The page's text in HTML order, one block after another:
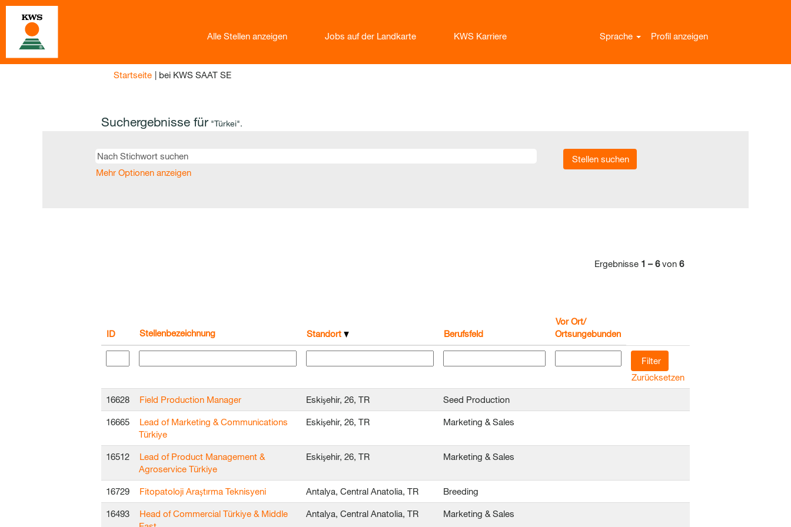
Alle Stellen anzeigen Jobs auf der Landkarte KWS Karriere Sprache Profil anzeigen
Startseite | bei KWS SAAT SE(aktuelle
Suchergebnisse für "Türkei".
Mehr Optionen anzeigen
Ergebnisse 1 – 6von 6
ID Stellenbezeichnung Standort Berufsfeld
Vor Ort/
Ortsungebunden
Zurücksetzen
16628 Field Production Manager Eskişehir, 26, TR Seed Production
16665
Lead of Marketing & Communications
Türkiye
Eskişehir, 26, TR Marketing & Sales
16512
Lead of Product Management &
Agroservice Türkiye
Eskişehir, 26, TR Marketing & Sales
16729 Fitopatoloji Araştırma Teknisyeni Antalya, Central Anatolia, TR Breeding
16493
Head of Commercial Türkiye & Middle
Antalya, Central Anatolia, TR Marketing & Sales